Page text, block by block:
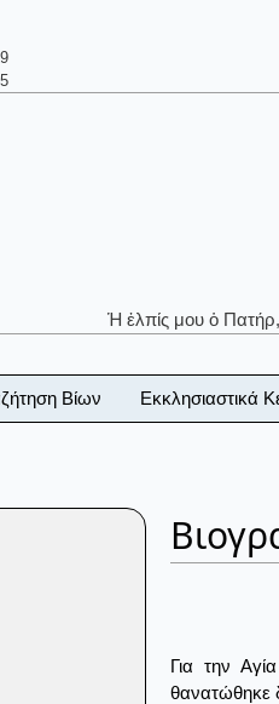
Ἡ ἐλπίς μου ὁ
Βίων Εκκλησιαστικά
Για την
θανατώθηκε